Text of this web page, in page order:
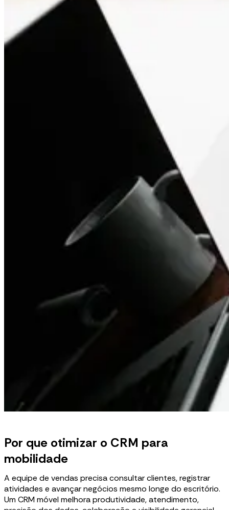
Por que otimizar o CRM para
mobilidade
A equipe de vendas precisa consultar clientes, registrar
atividades e avançar negócios mesmo longe do escritório.
Um CRM móvel melhora produtividade, atendimento,